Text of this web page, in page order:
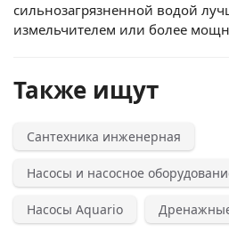
сильнозагрязненной водой
измельчителем или более
Также ищут
Сантехника инженерная
Насосы и насосное
Насосы Aquario